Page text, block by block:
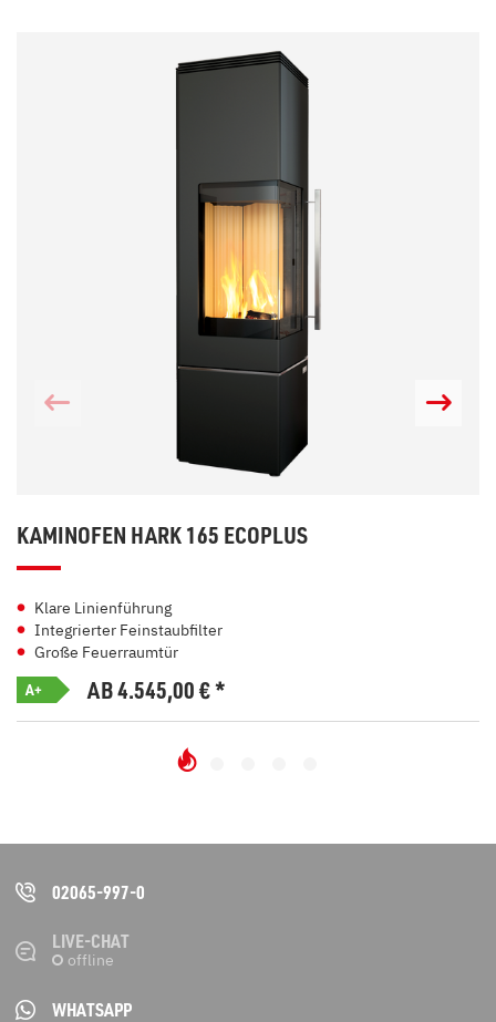
KAMINOFEN HARK 165 ECOPLUS
Klare Linienführung
Integrierter Feinstaubfilter
Große Feuerraumtür
A+ AB 4.545,00€*
02065-997-0
LIVE-CHAT
WHATSAPP